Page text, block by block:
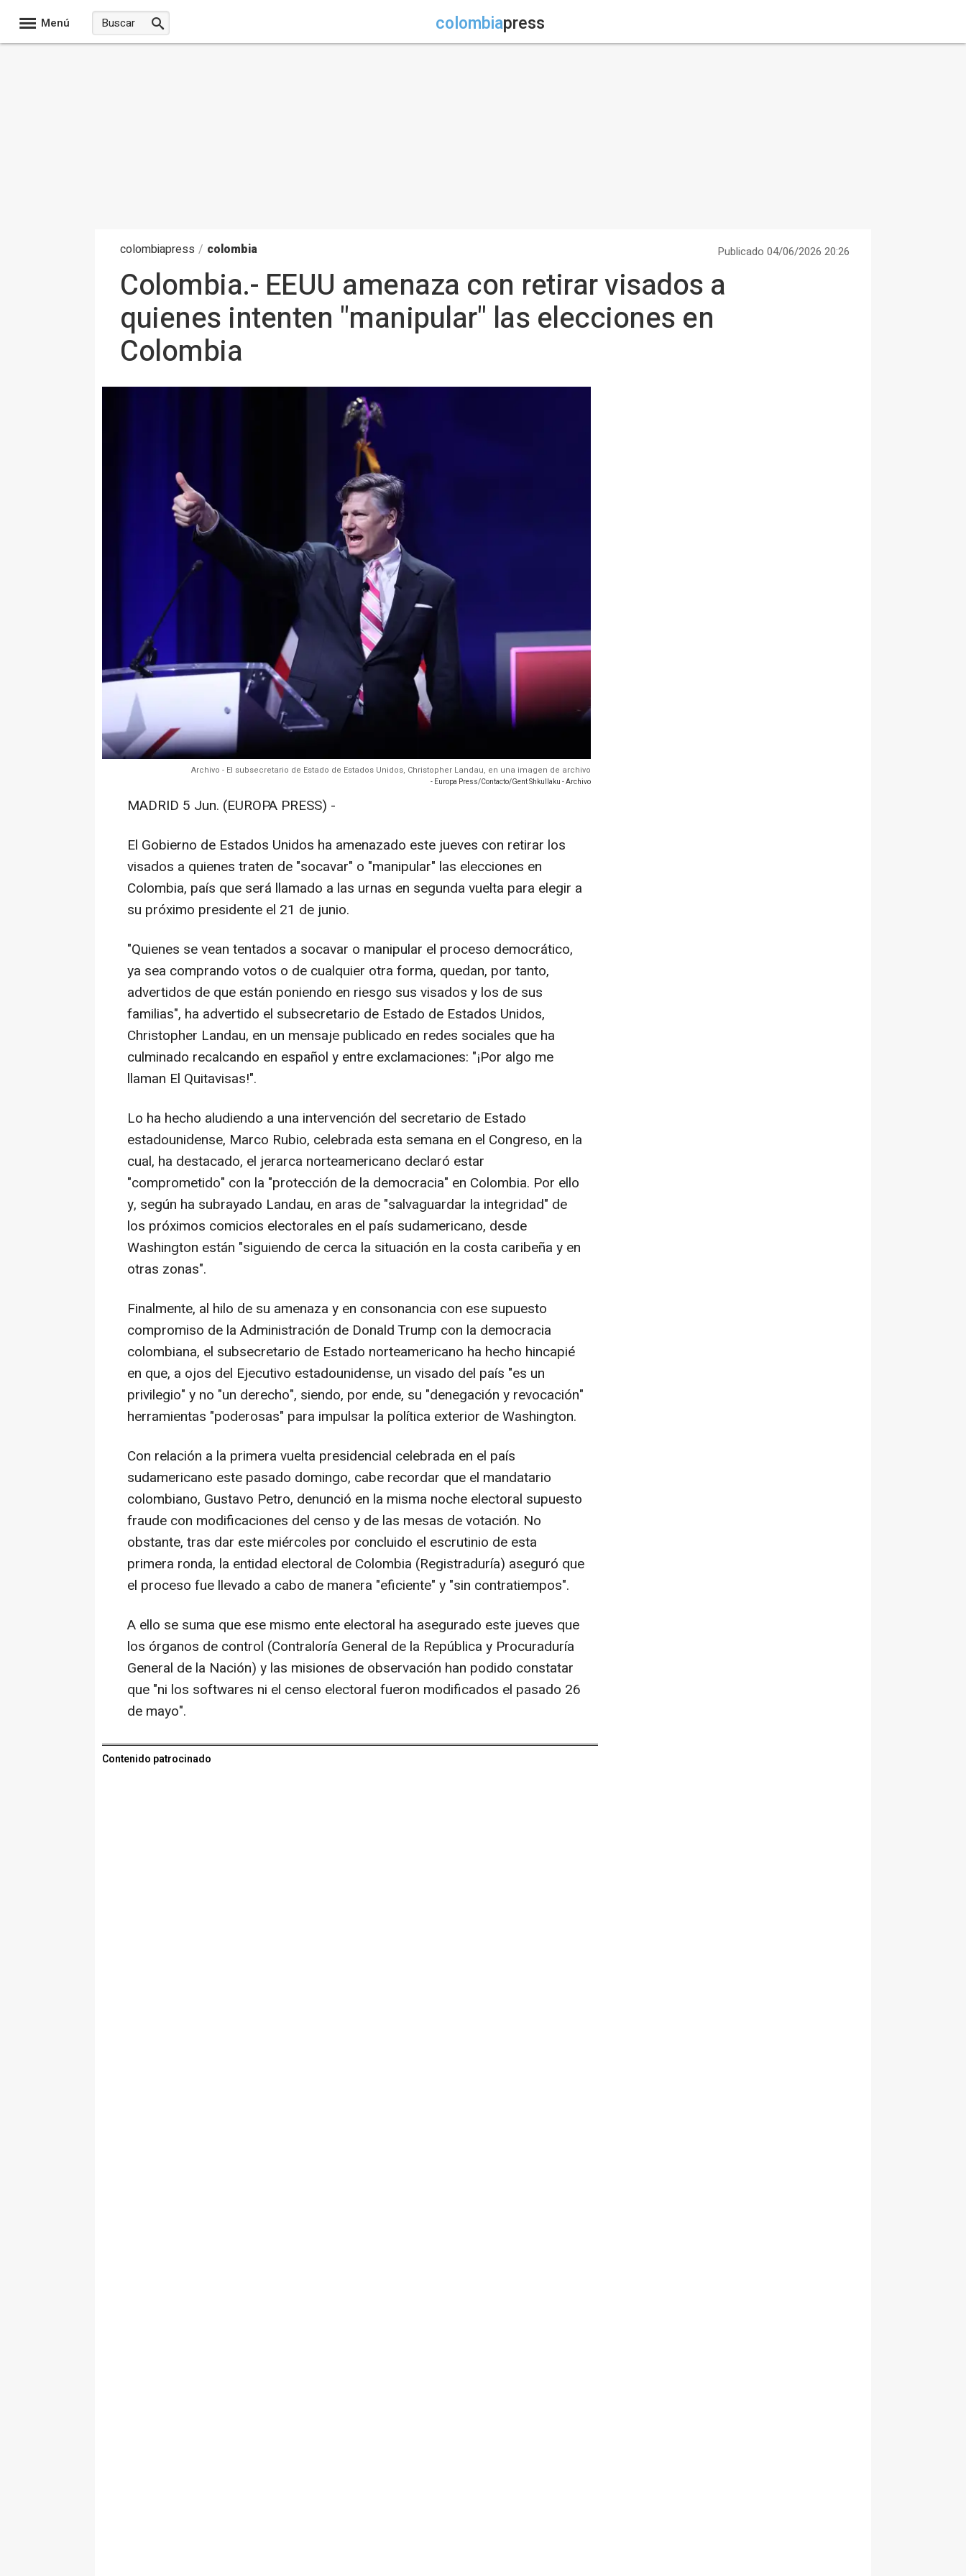
Menú colombiapress
colombiapress / colombia Publicado 04/06/2026 20:26
Colombia.- EEUU amenaza con retirar visados a
quienes intenten "manipular" las elecciones en
Colombia
Archivo - El subsecretario de Estado de Estados Unidos, Christopher Landau, en una imagen de archivo
- Europa Press/Contacto/Gent Shkullaku - Archivo
MADRID 5 Jun. (EUROPA PRESS) -
El Gobierno de Estados Unidos ha amenazado este jueves con retirar los
visados a quienes traten de "socavar" o "manipular" las elecciones en
Colombia, país que será llamado a las urnas en segunda vuelta para elegir a
su próximo presidente el 21 de junio.
"Quienes se vean tentados a socavar o manipular el proceso democrático,
ya sea comprando votos o de cualquier otra forma, quedan, por tanto,
advertidos de que están poniendo en riesgo sus visados y los de sus
familias", ha advertido el subsecretario de Estado de Estados Unidos,
Christopher Landau, en un mensaje publicado en redes sociales que ha
culminado recalcando en español y entre exclamaciones: "¡Por algo me
llaman El Quitavisas!".
Lo ha hecho aludiendo a una intervención del secretario de Estado
estadounidense, Marco Rubio, celebrada esta semana en el Congreso, en la
cual, ha destacado, el jerarca norteamericano declaró estar
"comprometido" con la "protección de la democracia" en Colombia. Por ello
y, según ha subrayado Landau, en aras de "salvaguardar la integridad" de
los próximos comicios electorales en el país sudamericano, desde
Washington están "siguiendo de cerca la situación en la costa caribeña y en
otras zonas".
Finalmente, al hilo de su amenaza y en consonancia con ese supuesto
compromiso de la Administración de Donald Trump con la democracia
colombiana, el subsecretario de Estado norteamericano ha hecho hincapié
en que, a ojos del Ejecutivo estadounidense, un visado del país "es un
privilegio" y no "un derecho", siendo, por ende, su "denegación y revocación"
herramientas "poderosas" para impulsar la política exterior de Washington.
Con relación a la primera vuelta presidencial celebrada en el país
sudamericano este pasado domingo, cabe recordar que el mandatario
colombiano, Gustavo Petro, denunció en la misma noche electoral supuesto
fraude con modificaciones del censo y de las mesas de votación. No
obstante, tras dar este miércoles por concluido el escrutinio de esta
primera ronda, la entidad electoral de Colombia (Registraduría) aseguró que
el proceso fue llevado a cabo de manera "eficiente" y "sin contratiempos".
A ello se suma que ese mismo ente electoral ha asegurado este jueves que
los órganos de control (Contraloría General de la República y Procuraduría
General de la Nación) y las misiones de observación han podido constatar
que "ni los softwares ni el censo electoral fueron modificados el pasado 26
de mayo".
Contenido patrocinado